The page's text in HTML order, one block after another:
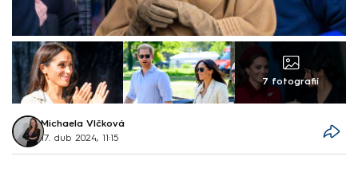
7 fotografií
Michaela Vlčková
17. dub 2024, 11:15